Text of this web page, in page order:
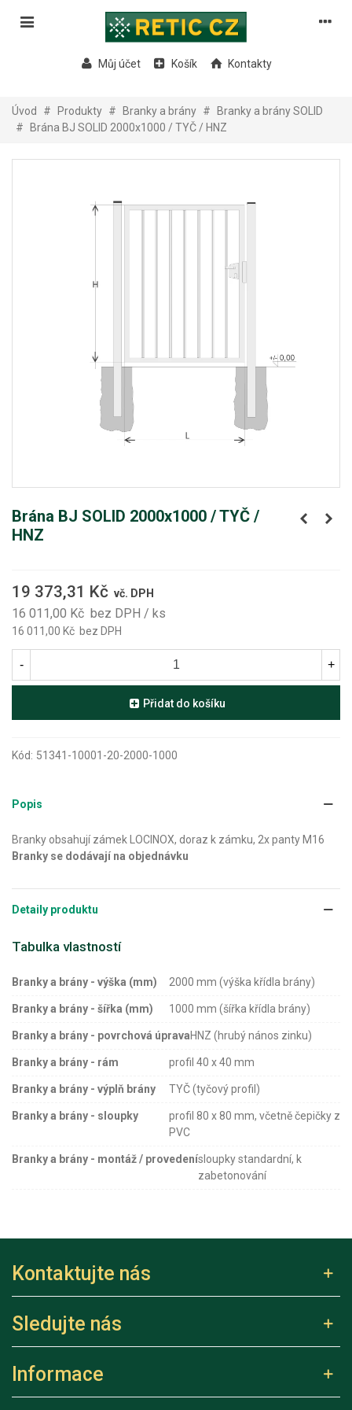
Můj účet Košík Kontakty
Úvod # Produkty # Branky a brány #
Branky a brány SOLID
#
Brána BJ SOLID 2000x1000 / TYČ / HNZ
Brána BJ SOLID 2000x1000 / TYČ /
HNZ
19 373,31 Kč vč. DPH
16 011,00 Kč bez DPH / ks
16 011,00 Kč bez DPH
- +
Přidat do košíku
Kód: 51341-10001-20-2000-1000
Popis
Branky obsahují zámek LOCINOX, doraz k zámku, 2x panty M16
Branky se dodávají na objednávku
Detaily produktu
Tabulka vlastností
Branky a brány - výška (mm) 2000 mm (výška křídla brány)
Branky a brány - šířka (mm) 1000 mm (šířka křídla brány)
Branky a brány - povrchová úpravaHNZ (hrubý nános zinku)
Branky a brány - rám profil 40 x 40 mm
Branky a brány - výplň brány TYČ (tyčový profil)
Branky a brány - sloupky
profil 80 x 80 mm, včetně čepičky z
PVC
Branky a brány - montáž / provedenísloupky standardní, k
zabetonování
Kontaktujte nás
Sledujte nás
Informace